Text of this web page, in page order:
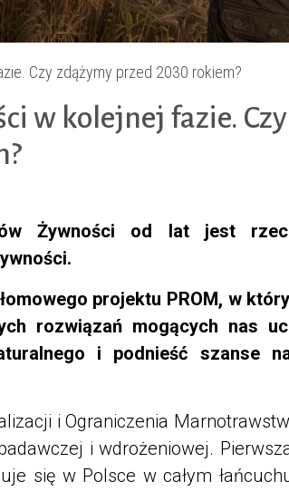
Czy zdążymy przed 2030 rokiem?
w kolejnej fazie.
Żywności od lat jest
projektu PROM, w
rozwiązań mogących nas
i podnieść szanse
i Ograniczenia
i wdrożeniowej.
się w Polsce w całym